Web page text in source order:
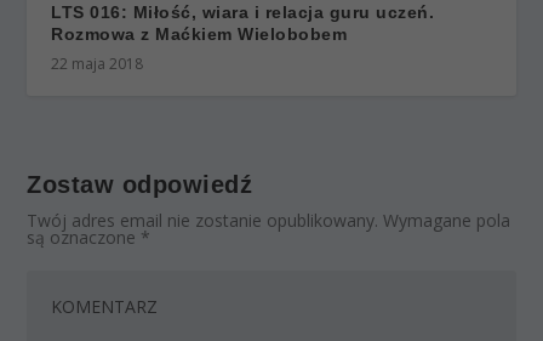
LTS 016: Miłość, wiara i relacja guru uczeń.
Rozmowa z Maćkiem Wielobobem
22 maja 2018
Zostaw odpowiedź
Twój adres email nie zostanie opublikowany. Wymagane pola
są oznaczone *